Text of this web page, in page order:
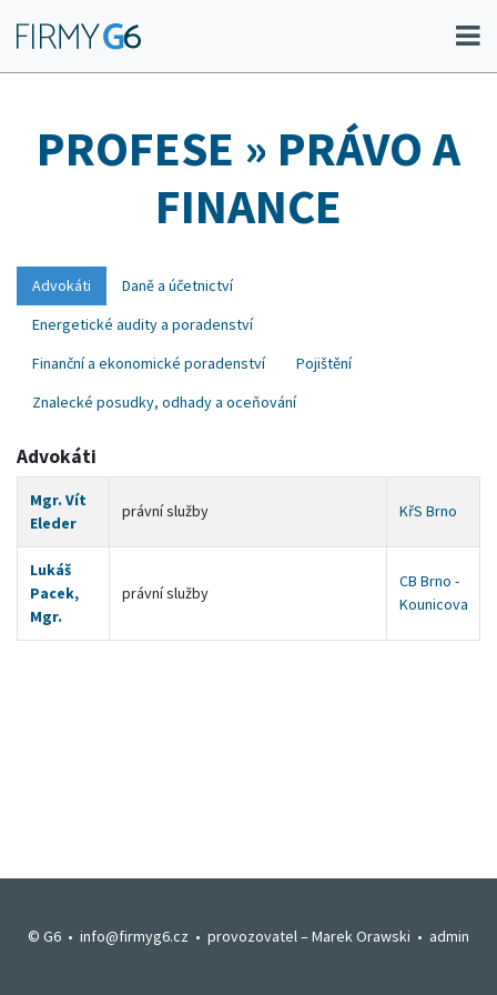
PROFESE » PRÁVO A
FINANCE
Advokáti
Daně a účetnictví
Energetické audity a poradenství
Finanční a ekonomické poradenství
Pojištění
Znalecké posudky, odhady a oceňování
Advokáti
Mgr. Vít
Eleder
právní služby KřS Brno
Lukáš
Pacek,
Mgr.
právní služby
CB Brno -
Kounicova
© G6 • info@firmyg6.cz • provozovatel –Marek Orawski • admin